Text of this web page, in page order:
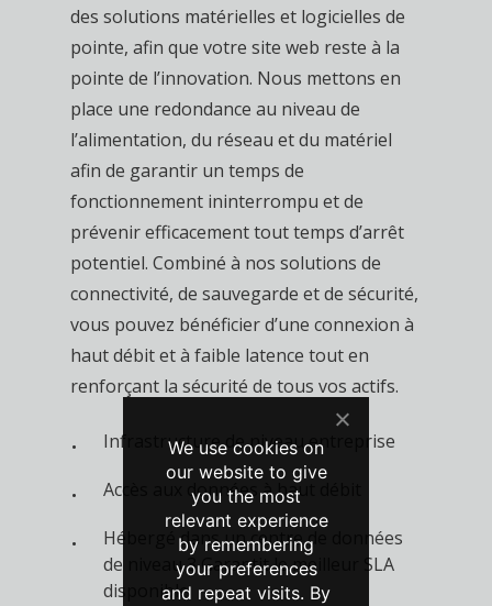
des solutions matérielles et logicielles de
pointe, afin que votre site web reste à la
pointe de l’innovation. Nous mettons en
place une redondance au niveau de
l’alimentation, du réseau et du matériel
afin de garantir un temps de
fonctionnement ininterrompu et de
prévenir efficacement tout temps d’arrêt
potentiel. Combiné à nos solutions de
connectivité, de sauvegarde et de sécurité,
vous pouvez bénéficier d’une connexion à
haut débit et à faible latence tout en
renforçant la sécurité de tous vos actifs.
Infrastructure de niveau entreprise
Accès aux données à haut débit
Hébergé dans un centre de données
de niveau 3 Garantit le meilleur SLA
disponible
We use cookies on
our website to give
you the most
relevant experience
by remembering
your preferences
and repeat visits. By